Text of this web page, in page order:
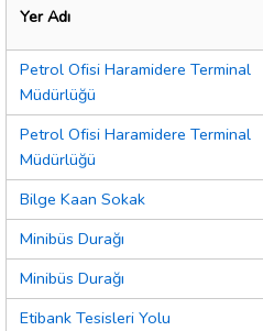
Yer Adı
Petrol Ofisi Haramidere Terminal
Müdürlüğü
Petrol Ofisi Haramidere Terminal
Müdürlüğü
Bilge Kaan Sokak
Minibüs Durağı
Minibüs Durağı
Etibank Tesisleri Yolu